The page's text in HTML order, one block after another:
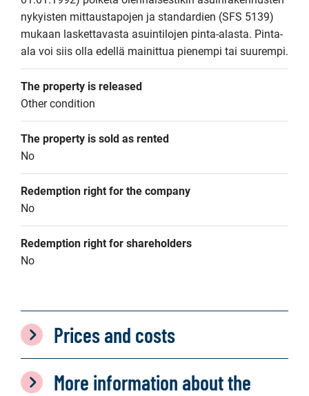
nykyisten mittaustapojen ja standardien (SFS 5139)
mukaan laskettavasta asuintilojen pinta-alasta. Pinta-
ala voi siis olla edellä mainittua pienempi tai suurempi.
The property is released
Other condition
The property is sold as rented
No
Redemption right for the company
No
Redemption right for shareholders
No
Prices and costs
More information about the